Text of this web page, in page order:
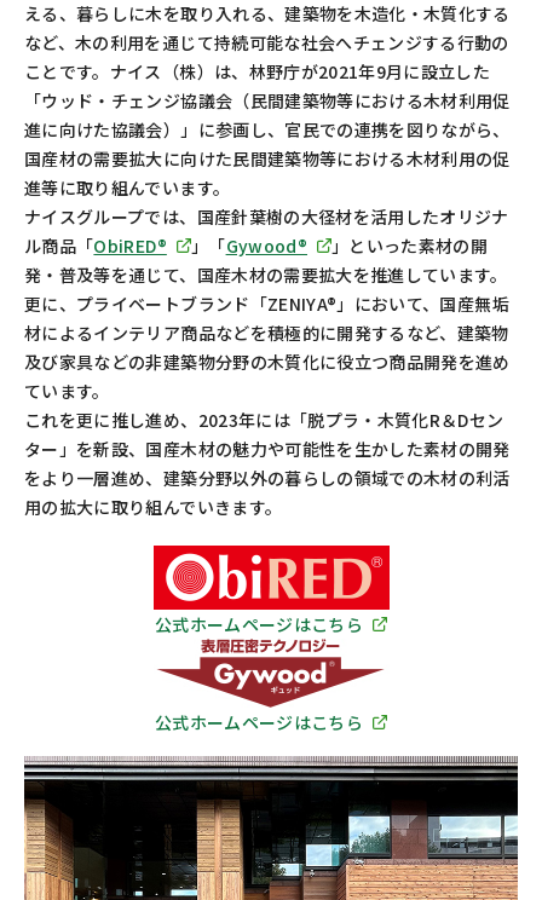
える、暮らしに木を取り入れる、建築物を木造化・木質化する
など、木の利用を通じて持続可能な社会へチェンジする行動の
ことです。ナイス（株）は、林野庁が2021年9月に設立した
「ウッド・チェンジ協議会（民間建築物等における木材利用促
進に向けた協議会）」に参画し、官民での連携を図りながら、
国産材の需要拡大に向けた民間建築物等における木材利用の促
進等に取り組んでいます。
ナイスグループでは、国産針葉樹の大径材を活用したオリジナ
ル商品「ObiRED® 」「Gywood®
」といった素材の開
発・普及等を通じて、国産木材の需要拡大を推進しています。
更に、プライベートブランド「ZENIYA®」において、国産無垢
材によるインテリア商品などを積極的に開発するなど、建築物
及び家具などの非建築物分野の木質化に役立つ商品開発を進め
ています。
これを更に推し進め、2023年には「脱プラ・木質化R＆Dセン
ター」を新設、国産木材の魅力や可能性を生かした素材の開発
をより一層進め、建築分野以外の暮らしの領域での木材の利活
用の拡大に取り組んでいきます。
公式ホームページはこちら
公式ホームページはこちら